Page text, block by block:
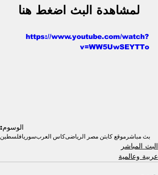
لمشاهدة البث اضغط هنا
https://www.youtube.com/watch?
v=WW5UwSEYTTo
الوسوم:
بث مباشرموقع كابتن مصر الرياضىكاس العربسوريافلسطين
البث المباشر
عربية وعالمية